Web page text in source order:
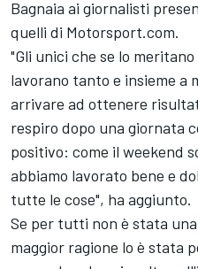
Bagnaia ai giornalisti
quelli di Motorsport.com.
"Gli unici che se lo
lavorano tanto e insieme a
arrivare ad ottenere
respiro dopo una giornata
positivo: come il weekend
abbiamo lavorato bene e
tutte le cose", ha aggiunto.
Se per tutti non è stata
maggior ragione lo è stata